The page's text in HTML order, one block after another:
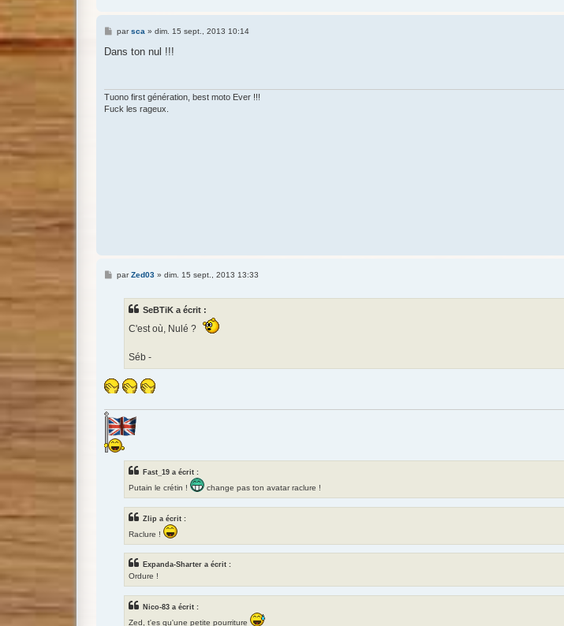
M
s
parsca » dim. 15 sept., 2013 10:14
Dans ton nul !!!
Tuono first génération, best moto Ever !!!
Fuck les rageux.
MparZed03» dim. 15 sept., 2013 13:33
SeBTiK a écrit :
C'est où, Nulé ?
Séb -
Fast_19 a écrit :
Putain le crétin !
change pas ton avatar raclure !
Zlip a écrit :
Raclure !
Expanda-Sharter a écrit :
Ordure !
Nico-83 a écrit :
Zed, t'es qu'une petite pourriture